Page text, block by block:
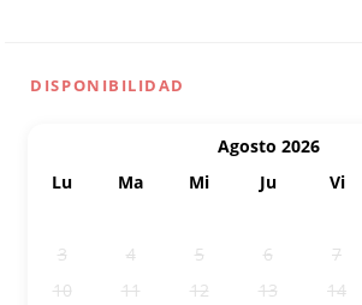
DISPONIBILIDAD
Agosto 2026
Lu
Ma Mi Ju Vi
3
4 5 6 7
10
11 12 13 14